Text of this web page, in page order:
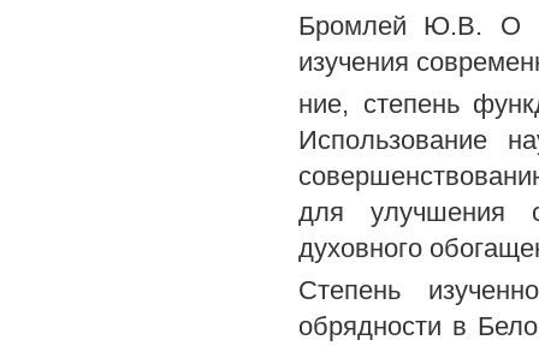
Бромлей Ю.В. О
изучения
ние, степень
Использование
для улучшения
духовного
Степень
обрядности в